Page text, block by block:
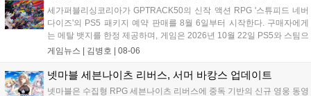
세 정보는 공식 홈페이지에서 확인 가능하다....
세가퍼블리싱코리아가 GPTRACK50의 신작 액션 RPG '스튜피드 네버
다이즈'의 PS5 패키지 예약 판매를 8월 6일부터 시작한다. 구매자에게
는 메탈 뱃지를 한정 제공하며, 게임은 2026년 10월 22일 PS5와 스팀으
로 정식 출시된다. 좀비 주인공 데이비가 보디 해킹과 스타일 이트 능력
럭스판 등 다양한 에디션도 함께 발매될 예정이다....
게임뉴스 | 김병호 08-06
넷마블 세븐나이츠 리버스, 서머 바캉스 업데이트
넷마블은 수집형 RPG 세븐나이츠 리버스에 중독 기반의 신규 영웅 동영